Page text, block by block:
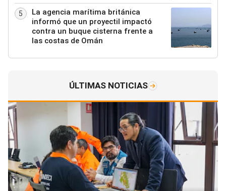
5
La agencia marítima británica
informó que un proyectil impactó
contra un buque cisterna frente a
las costas de Omán
ÚLTIMAS NOTICIAS